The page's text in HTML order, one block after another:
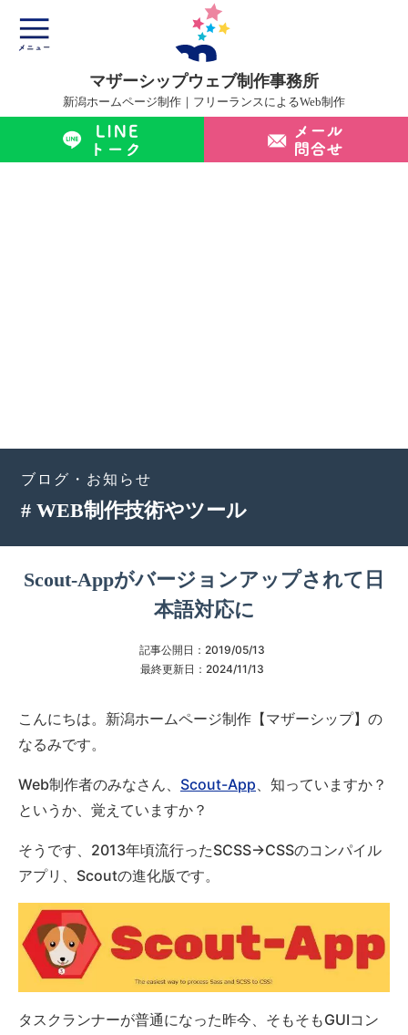
マザーシップウェブ制作事務所
新潟ホームページ制作｜フリーランスによるWeb制作
マザーシップについて
ホームページ制作サービス
ブログ・お知らせ
# WEB制作技術やツール
Scout-Appがバージョンアップされて日
本語対応に
記事公開日： 2019/05/13
最終更新日： 2024/11/13
こんにちは。新潟ホームページ制作【マザーシップ】の
なるみです。
Web制作者のみなさん、 Scout-App、知っていますか？
というか、覚えていますか？
そうです、2013年頃流行ったSCSS→CSSのコンパイル
アプリ、Scoutの進化版です。
タスクランナーが普通になった昨今、そもそもGUIコン